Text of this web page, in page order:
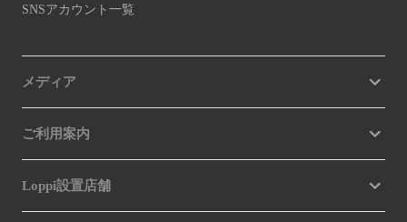
SNSアカウント一覧
メディア
ご利用案内
Loppi設置店舗